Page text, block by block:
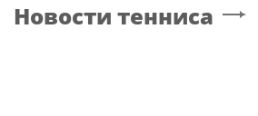
Новости тенниса